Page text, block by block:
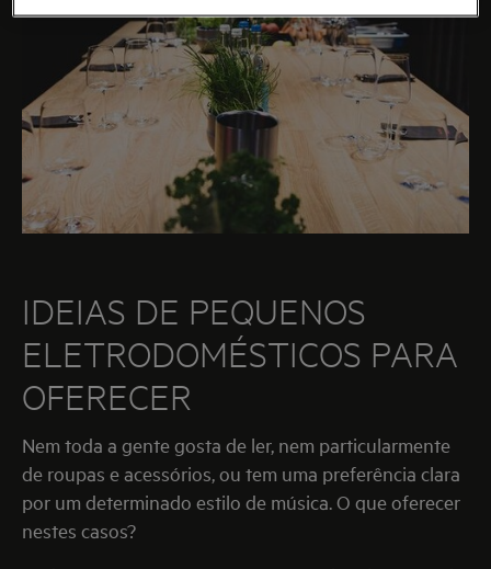
IDEIAS DE PEQUENOS
ELETRODOMÉSTICOS PARA
OFERECER
Nem toda a gente gosta de ler, nem particularmente
de roupas e acessórios, ou tem uma preferência clara
por um determinado estilo de música. O que oferecer
nestes casos?